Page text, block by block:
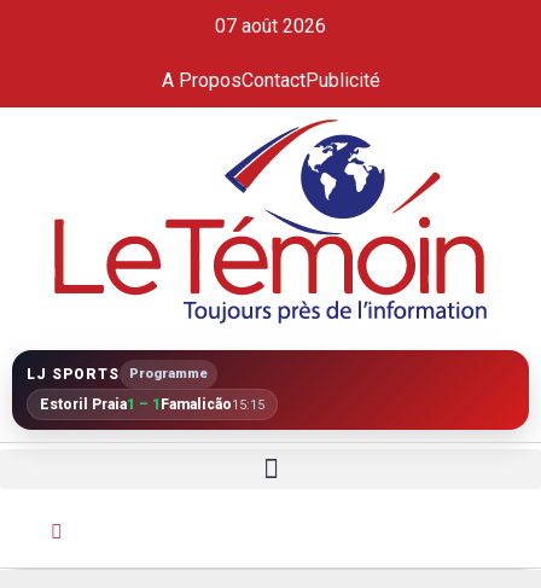
07 août 2026
A ProposContactPublicité
LJ SPORTS Programme
Estoril Praia1 – 1 Famalicão15:15